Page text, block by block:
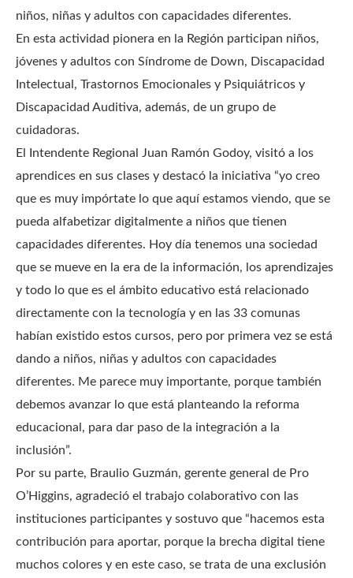
niños, niñas y adultos con capacidades diferentes.
En esta actividad pionera en la Región participan niños,
jóvenes y adultos con Síndrome de Down, Discapacidad
Intelectual, Trastornos Emocionales y Psiquiátricos y
Discapacidad Auditiva, además, de un grupo de
cuidadoras.
El Intendente Regional Juan Ramón Godoy, visitó a los
aprendices en sus clases y destacó la iniciativa “yo creo
que es muy impórtate lo que aquí estamos viendo, que se
pueda alfabetizar digitalmente a niños que tienen
capacidades diferentes. Hoy día tenemos una sociedad
que se mueve en la era de la información, los aprendizajes
y todo lo que es el ámbito educativo está relacionado
directamente con la tecnología y en las 33 comunas
habían existido estos cursos, pero por primera vez se está
dando a niños, niñas y adultos con capacidades
diferentes. Me parece muy importante, porque también
debemos avanzar lo que está planteando la reforma
educacional, para dar paso de la integración a la
inclusión”.
Por su parte, Braulio Guzmán, gerente general de Pro
O’Higgins, agradeció el trabajo colaborativo con las
instituciones participantes y sostuvo que “hacemos esta
contribución para aportar, porque la brecha digital tiene
muchos colores y en este caso, se trata de una exclusión